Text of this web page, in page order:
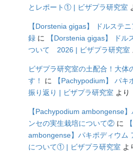
とレポート① | ビザプラ研究室
【Dorstenia gigas】 ドルステ
録 に
【Dorstenia gigas】 ドル
ついて 2026 | ビザプラ研究室
ビザプラ研究室の土配合！大体
す！
に
【Pachypodium】 パ
振り返り | ビザプラ研究室 より
【Pachypodium ambongense
ンセの実生栽培について② に
ambongense】パキポディウム
について① | ビザプラ研究室 よ